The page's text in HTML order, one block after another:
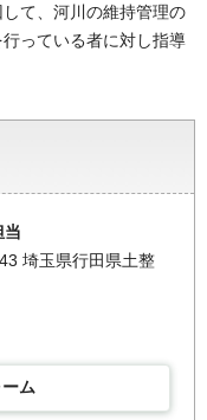
て、河川の維持管理の
っている者に対し指導
当
埼玉県行田県土整
ム